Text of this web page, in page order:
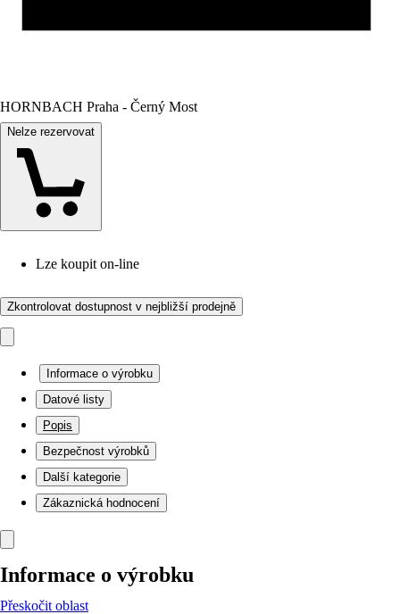
HORNBACH Praha - Černý Most
Nelze rezervovat
Lze koupit on-line
Zkontrolovat dostupnost v nejbližší prodejně
Informace o výrobku
Datové listy
Popis
Bezpečnost výrobků
Další kategorie
Zákaznická hodnocení
Informace o výrobku
Přeskočit oblast